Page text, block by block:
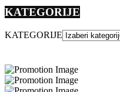
KATEGORIJE
KATEGORIJE